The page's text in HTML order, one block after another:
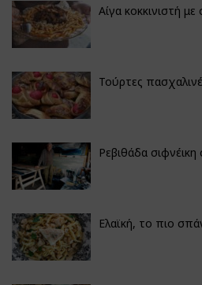
Αίγα κοκκινιστή
Τούρτες
Ρεβιθάδα
Ελαϊκή, το πιο